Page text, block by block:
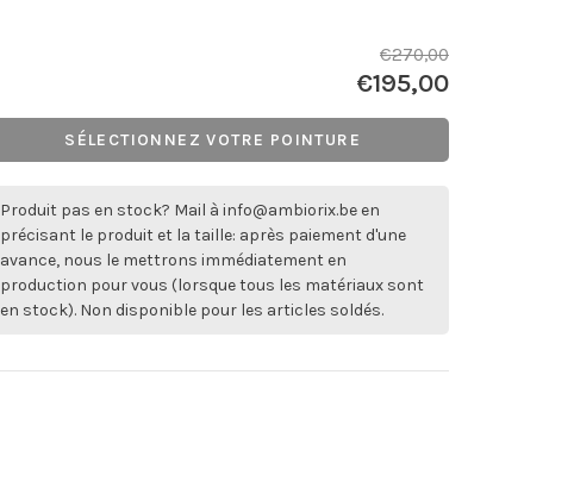
€270,00
€195,00
SÉLECTIONNEZ VOTRE POINTURE
Produit pas en stock? Mail àinfo@ambiorix.be en
précisant le produit et la taille: après paiement d'une
avance, nous le mettrons immédiatement en
production pour vous (lorsque tous les matériaux sont
en stock). Non disponible pour les articles soldés.